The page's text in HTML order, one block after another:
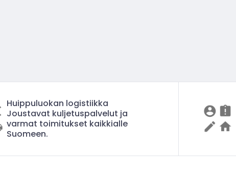
Huippuluokan logistiikka
Joustavat kuljetuspalvelut ja
varmat toimitukset kaikkialle
Suomeen.